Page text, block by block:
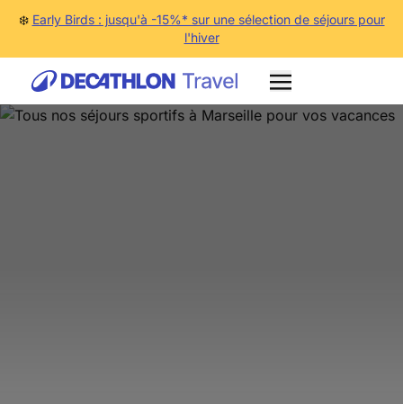
❄️ Early Birds : jusqu'à -15%* sur une sélection de séjours pour
l'hiver